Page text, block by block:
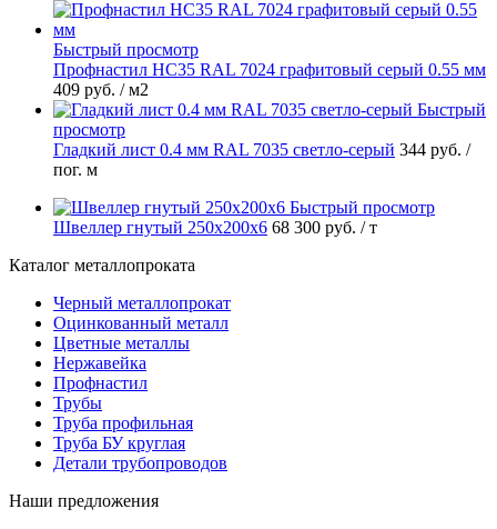
Быстрый просмотр
Профнастил НС35 RAL 7024 графитовый серый 0.55 мм
409 руб. / м2
Быстрый
просмотр
Гладкий лист 0.4 мм RAL 7035 светло-серый 344 руб. /
пог. м
Быстрый просмотр
Швеллер гнутый 250х200х6 68 300 руб. / т
Каталог металлопроката
Черный металлопрокат
Оцинкованный металл
Цветные металлы
Нержавейка
Профнастил
Трубы
Труба профильная
Труба БУ круглая
Детали трубопроводов
Наши предложения